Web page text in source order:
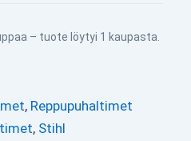
– tuote löytyi 1 kaupasta.
, Reppupuhaltimet
, Stihl